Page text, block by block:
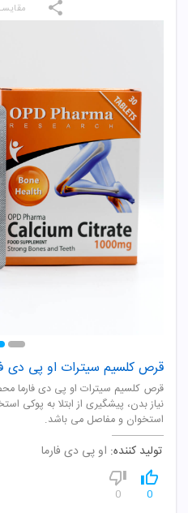
قرص کلسیم سیترات او پی دی
قرص کلسیم سیترات او پی دی فارما
نیاز بدن، پیشگیری از ابتلا به پوکی
استخوان و مفاصل می باشد.
تولید کننده: او پی دی فارما
0
0